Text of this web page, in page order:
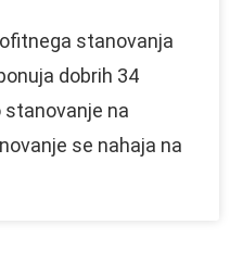
stanovanja
dobrih 34
na
se nahaja na